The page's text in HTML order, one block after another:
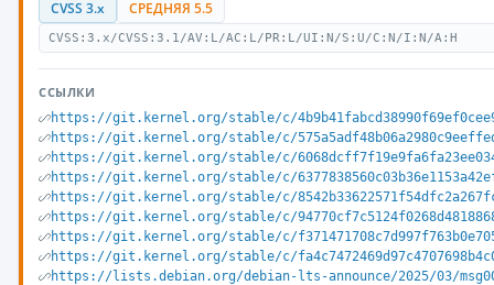
CVSS 3.x СРЕДНЯЯ 5.5
CVSS:3.x/CVSS:3.1/AV:L/AC:L/PR:L/UI:N/S:U/C:N/I:N/A:H
ССЫЛКИ
https://git.kernel.org/stable/c/
https://git.kernel.org/stable/c/
https://git.kernel.org/stable/c/
https://git.kernel.org/stable/c/
https://git.kernel.org/stable/c/
https://git.kernel.org/stable/c/
https://git.kernel.org/stable/c/
https://git.kernel.org/stable/c/
https://lists.debian.org/debian-lts-announce/2025/03/